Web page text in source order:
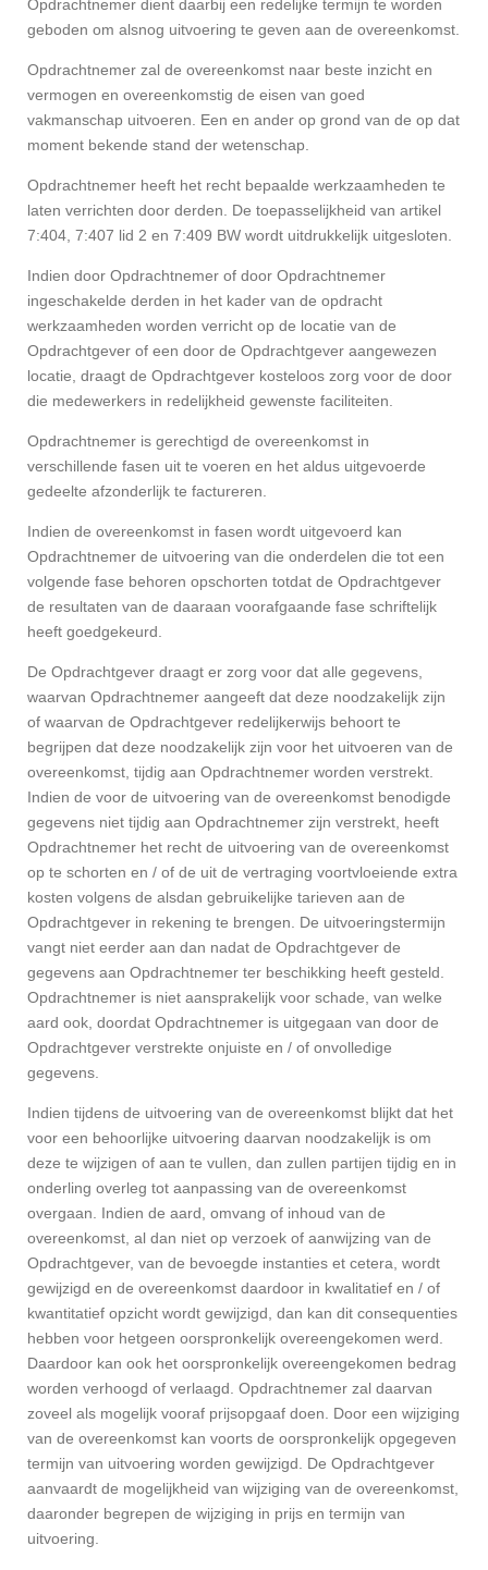
Opdrachtnemer dient daarbij een redelijke termijn te worden
geboden om alsnog uitvoering te geven aan de overeenkomst.
Opdrachtnemer zal de overeenkomst naar beste inzicht en
vermogen en overeenkomstig de eisen van goed
vakmanschap uitvoeren. Een en ander op grond van de op dat
moment bekende stand der wetenschap.
Opdrachtnemer heeft het recht bepaalde werkzaamheden te
laten verrichten door derden. De toepasselijkheid van artikel
7:404, 7:407 lid 2 en 7:409 BW wordt uitdrukkelijk uitgesloten.
Indien door Opdrachtnemer of door Opdrachtnemer
ingeschakelde derden in het kader van de opdracht
werkzaamheden worden verricht op de locatie van de
Opdrachtgever of een door de Opdrachtgever aangewezen
locatie, draagt de Opdrachtgever kosteloos zorg voor de door
die medewerkers in redelijkheid gewenste faciliteiten.
Opdrachtnemer is gerechtigd de overeenkomst in
verschillende fasen uit te voeren en het aldus uitgevoerde
gedeelte afzonderlijk te factureren.
Indien de overeenkomst in fasen wordt uitgevoerd kan
Opdrachtnemer de uitvoering van die onderdelen die tot een
volgende fase behoren opschorten totdat de Opdrachtgever
de resultaten van de daaraan voorafgaande fase schriftelijk
heeft goedgekeurd.
De Opdrachtgever draagt er zorg voor dat alle gegevens,
waarvan Opdrachtnemer aangeeft dat deze noodzakelijk zijn
of waarvan de Opdrachtgever redelijkerwijs behoort te
begrijpen dat deze noodzakelijk zijn voor het uitvoeren van de
overeenkomst, tijdig aan Opdrachtnemer worden verstrekt.
Indien de voor de uitvoering van de overeenkomst benodigde
gegevens niet tijdig aan Opdrachtnemer zijn verstrekt, heeft
Opdrachtnemer het recht de uitvoering van de overeenkomst
op te schorten en / of de uit de vertraging voortvloeiende extra
kosten volgens de alsdan gebruikelijke tarieven aan de
Opdrachtgever in rekening te brengen. De uitvoeringstermijn
vangt niet eerder aan dan nadat de Opdrachtgever de
gegevens aan Opdrachtnemer ter beschikking heeft gesteld.
Opdrachtnemer is niet aansprakelijk voor schade, van welke
aard ook, doordat Opdrachtnemer is uitgegaan van door de
Opdrachtgever verstrekte onjuiste en / of onvolledige
gegevens.
Indien tijdens de uitvoering van de overeenkomst blijkt dat het
voor een behoorlijke uitvoering daarvan noodzakelijk is om
deze te wijzigen of aan te vullen, dan zullen partijen tijdig en in
onderling overleg tot aanpassing van de overeenkomst
overgaan. Indien de aard, omvang of inhoud van de
overeenkomst, al dan niet op verzoek of aanwijzing van de
Opdrachtgever, van de bevoegde instanties et cetera, wordt
gewijzigd en de overeenkomst daardoor in kwalitatief en / of
kwantitatief opzicht wordt gewijzigd, dan kan dit consequenties
hebben voor hetgeen oorspronkelijk overeengekomen werd.
Daardoor kan ook het oorspronkelijk overeengekomen bedrag
worden verhoogd of verlaagd. Opdrachtnemer zal daarvan
zoveel als mogelijk vooraf prijsopgaaf doen. Door een wijziging
van de overeenkomst kan voorts de oorspronkelijk opgegeven
termijn van uitvoering worden gewijzigd. De Opdrachtgever
aanvaardt de mogelijkheid van wijziging van de overeenkomst,
daaronder begrepen de wijziging in prijs en termijn van
uitvoering.